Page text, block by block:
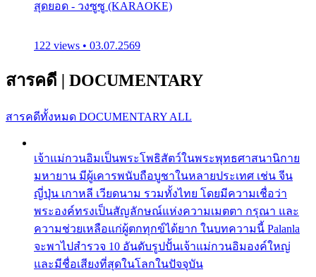
สุดยอด - วงซูซู (KARAOKE)
122 views • 03.07.2569
สารคดี | DOCUMENTARY
สารคดีทั้งหมด DOCUMENTARY ALL
เจ้าแม่กวนอิมเป็นพระโพธิสัตว์ในพระพุทธศาสนานิกาย
มหายาน มีผู้เคารพนับถือบูชาในหลายประเทศ เช่น จีน
ญี่ปุ่น เกาหลี เวียดนาม รวมทั้งไทย โดยมีความเชื่อว่า
พระองค์ทรงเป็นสัญลักษณ์แห่งความเมตตา กรุณา และ
ความช่วยเหลือแก่ผู้ตกทุกข์ได้ยาก ในบทความนี้ Palanla
จะพาไปสำรวจ 10 อันดับรูปปั้นเจ้าแม่กวนอิมองค์ใหญ่
และมีชื่อเสียงที่สุดในโลกในปัจจุบัน